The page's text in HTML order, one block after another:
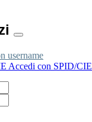
username
Accedi con SPID/CIE